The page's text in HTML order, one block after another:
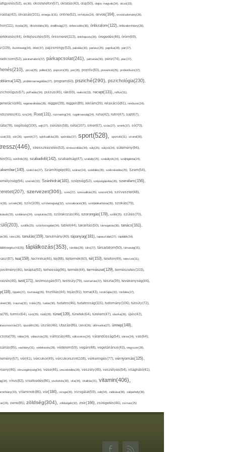
ok(36), okostelefon(57), oktatás(40), olaj(50), olajos magvak(34), olcsó(33),
olvasás(101), omega-3(31), online(52), orrfolyás(24), orvos(164), orvostudomány(26),
óvoda(26), öltözködés(35), önállóság(27), önbecsülés(36), önbizalom(122), önbizalomhiány(28),
önfejlesztés(59), önismeret(113), önkifejezés(26), öregedés(46), öröm(69),
őszinteség(34), ötlet(37), pajzsmirigy(53), pakolás(30), panasz(25), paprika(28), pár(27),
páratartalom(27), párkapcsolat(241), pattanás(30), pénz(74), piac(27),
pizza(25), pollen(32), popcorn(35), por(26), pozitív(83), prevenció(25), probiotikum(37),
problémamegoldás(27), program(60), psziché(290), pszichológia(230),
puffadás(34), pulzus(45), rák(69), reakció(33), recept(131), reflux(31),
regenerálódás(28), reggel(39), reggeli(89), reklám(39), relaxáció(81), rendszer(24),
rizs(34), Rost(131), rozmaring(24), rugalmasság(24), ruha(42), rutin(47), sajt(67),
segítség(100), sejt(27), sérülés(58), séta(107), siker(67), sírás(27), smink(37), só(70),
sör(26), spenót(27), spiritualitás(28), spórolás(37), sport(528), sportoló(31), strand(35),
stresszkezelés(53), stresszoldás(34), súly(25), súlyzó(24), sütemény(94),
sütőtök(25), szabadidő(142), szabadság(47), szabály(25), szabályok(24), szájhigiénia(24),
szakítás(27), Számítógép(46), száraz(24), szédülés(35), székrekedés(25), Szem(54),
szemét(32), Szénhidrát(181), szépség(52), szépségápolás(26), szerelem(156),
szervezet(306), szex(27), szexualitás(25), szezon(34), szilveszter(48),
színek(36), szív(109), szívbetegség(32), szocializáció(30), szódabikarbóna(35), szokás(79),
szolárium(24), szoptatás(33), szórakozás(45), szorongás(178), szőlő(25), szülés(70),
szülők(25), szűrővizsgálat(34), tablet(44), takarítás(50), támogatás(36), tanács(161),
tánc(26), tanulás(159), tanulmány(40), tápanyag(181), tapasztalat(27), táplálék(34),
táplálkozás(353), tárolás(29), társ(27), társadalom(50), társaság(31),
tea(158), technika(46), tej(88), tejtermék(60), tél(153), telefon(49), televízió(31),
terápia(92), terhesség(96), termék(44), természet(129), természetes(103),
test(171), testmozgás(97), testsúly(79), testtartás(27), tészta(39), tevékenység(44),
tippek(27), tisztaság(35), tisztítás(44), tojás(91), torna(43), torokfájás(32), törődés(27),
trauma(31), trükk(25), tudás(30), tudatos(46), tudatosság(115), tudomány(106), túlsúly(72),
turmix(64), túró(29), tüdő(28), tünet(139), tünetek(64), türelem(47), uborka(26), újév(42),
újszülött(26), úszás(46), Utazás(85), Üdítő(26), ülőmunka(27), ünnep(148),
válás(24), választás(29), változás(48), változatos(24), várandósság(54), város(24), vas(64),
vashiány(31), védekezés(28), védelem(59), vegán(48), vegetáriánus(43), vegyszer(28),
vér(41), vércukor(49), vércukorszint(108), vérkeringés(77), vérnyomás(125),
vérszegénység(34), vese(46), veszekedés(29), veszély(45), veszélyes(54), világháló(41),
vírus(82), viselkedés(86), viszketés(30), vita(34), vitalitás(31), vitamin(406),
vitaminok(86), víz(184), vizsga(26), vizsgálat(59), zab(34), zabkása(36), zabpehely(36),
zene(85), zöldség(304), zöldségek(32), zsír(166), zsírégetés(46), zsírsav(25)